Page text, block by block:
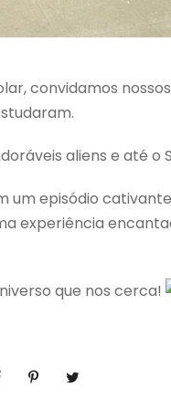
convidamos
aliens e até o
episódio cativante
experiência
que nos cerca!